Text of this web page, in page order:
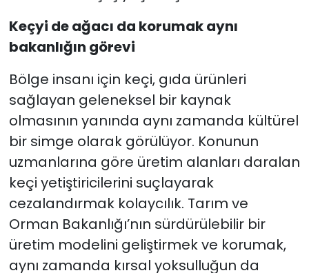
Keçyi de ağacı da korumak aynı
bakanlığın görevi
Bölge insanı için keçi, gıda ürünleri
sağlayan geleneksel bir kaynak
olmasının yanında aynı zamanda kültürel
bir simge olarak görülüyor. Konunun
uzmanlarına göre üretim alanları daralan
keçi yetiştiricilerini suçlayarak
cezalandırmak kolaycılık. Tarım ve
Orman Bakanlığı’nın sürdürülebilir bir
üretim modelini geliştirmek ve korumak,
aynı zamanda kırsal yoksulluğun da